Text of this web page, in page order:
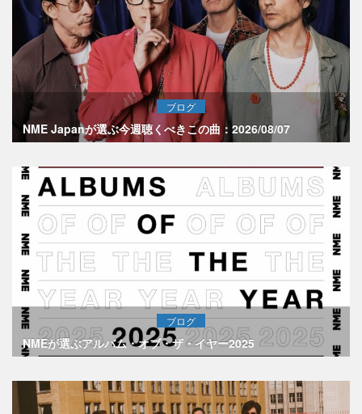
ブログ
NME Japanが選ぶ今週聴くべきこの曲：2026/08/07
ブログ
NMEが選ぶアルバム・オブ・ザ・イヤー2025